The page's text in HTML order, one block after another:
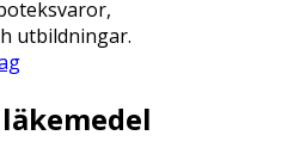
utbildningar.